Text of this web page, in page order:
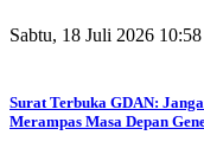
Sabtu, 18 Juli 2026 10:58
Surat Terbuka GDAN:
Merampas Masa Depan